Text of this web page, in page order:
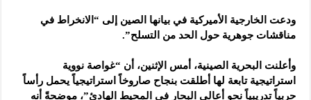
ودعت الخارجية الأميركية في بيانها الصين إلى “الانخراط في
مناقشات ‏جوهرية حول الحد من التسلح”.‏
وأعلنت البحرية الصينية، أمس الإثنين، أن “غواصة نووية
استراتيجية تابعة ‏لها أطلقت بنجاح صاروخاً استراتيجياً يحمل رأساً
حربياً تدريبياً نحو أعالي ‏البحار في المحيط الهادئ”، موضحةً أنه